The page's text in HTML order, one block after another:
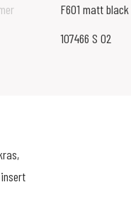
F601 matt black
107466 S 02